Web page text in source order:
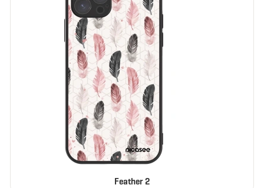
Feather 2